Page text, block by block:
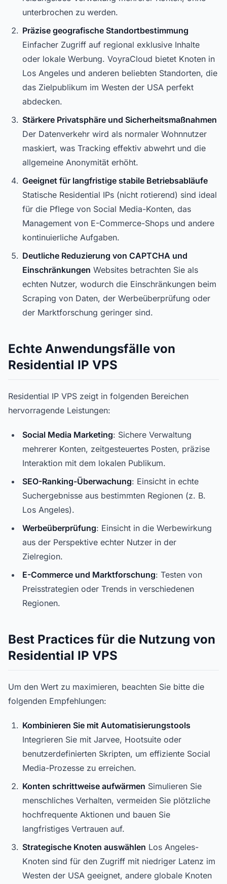
unterbrochen zu werden.
Präzise geografische Standortbestimmung
Einfacher Zugriff auf regional exklusive Inhalte
oder lokale Werbung. VoyraCloud bietet Knoten in
Los Angeles und anderen beliebten Standorten, die
das Zielpublikum im Westen der USA perfekt
abdecken.
Stärkere Privatsphäre und Sicherheitsmaßnahmen
Der Datenverkehr wird als normaler Wohnnutzer
maskiert, was Tracking effektiv abwehrt und die
allgemeine Anonymität erhöht.
Geeignet für langfristige stabile Betriebsabläufe
Statische Residential IPs (nicht rotierend) sind ideal
für die Pflege von Social Media-Konten, das
Management von E-Commerce-Shops und andere
kontinuierliche Aufgaben.
Deutliche Reduzierung von CAPTCHA und
Einschränkungen Websites betrachten Sie als
echten Nutzer, wodurch die Einschränkungen beim
Scraping von Daten, der Werbeüberprüfung oder
der Marktforschung geringer sind.
Echte Anwendungsfälle von
Residential IP VPS
Residential IP VPS zeigt in folgenden Bereichen
hervorragende Leistungen:
Social Media Marketing: Sichere Verwaltung
mehrerer Konten, zeitgesteuertes Posten, präzise
Interaktion mit dem lokalen Publikum.
SEO-Ranking-Überwachung: Einsicht in echte
Suchergebnisse aus bestimmten Regionen (z. B.
Los Angeles).
Werbeüberprüfung: Einsicht in die Werbewirkung
aus der Perspektive echter Nutzer in der
Zielregion.
E-Commerce und Marktforschung: Testen von
Preisstrategien oder Trends in verschiedenen
Regionen.
Best Practices für die Nutzung von
Residential IP VPS
Um den Wert zu maximieren, beachten Sie bitte die
folgenden Empfehlungen:
Kombinieren Sie mit Automatisierungstools
Integrieren Sie mit Jarvee, Hootsuite oder
benutzerdefinierten Skripten, um effiziente Social
Media-Prozesse zu erreichen.
Konten schrittweise aufwärmen Simulieren Sie
menschliches Verhalten, vermeiden Sie plötzliche
hochfrequente Aktionen und bauen Sie
langfristiges Vertrauen auf.
Strategische Knoten auswählen Los Angeles-
Knoten sind für den Zugriff mit niedriger Latenz im
Westen der USA geeignet, andere globale Knoten